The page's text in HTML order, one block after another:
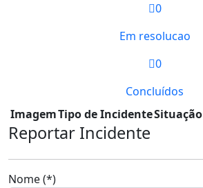
0
Em resolucao
0
Concluídos
ImagemTipo de IncidenteSituação
Reportar Incidente
Nome (*)